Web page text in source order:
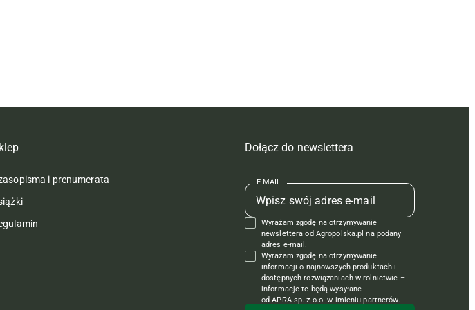
i prenumerata
Dołącz do newslettera
E-MAIL
Wyrażam zgodę na otrzymywanie
newslettera od Agropolska.pl na podany
adres e-mail.
Wyrażam zgodę na otrzymywanie
informacji o najnowszych produktach i
dostępnych rozwiązaniach w rolnictwie –
informacje te będą wysyłane
od APRA sp. z o.o. w imieniu partnerów.